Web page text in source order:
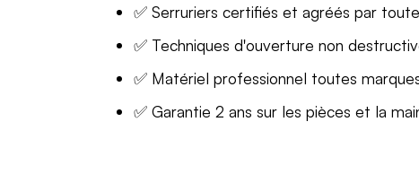
✅ Serruriers certifiés et agréés par
✅ Techniques d'ouverture non
✅ Matériel professionnel toutes
✅ Garantie 2 ans sur les pièces et la